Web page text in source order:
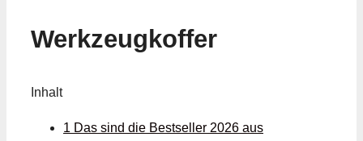
Werkzeugkoffer
Inhalt
1 Das sind die Bestseller 2026 aus